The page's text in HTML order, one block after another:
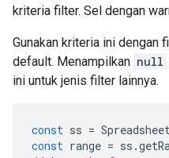
kriteria filter. Sel dengan
Gunakan kriteria ini dengan
default. Menampilkan null
ini untuk jenis filter lainnya.
const ss =
const range = ss .